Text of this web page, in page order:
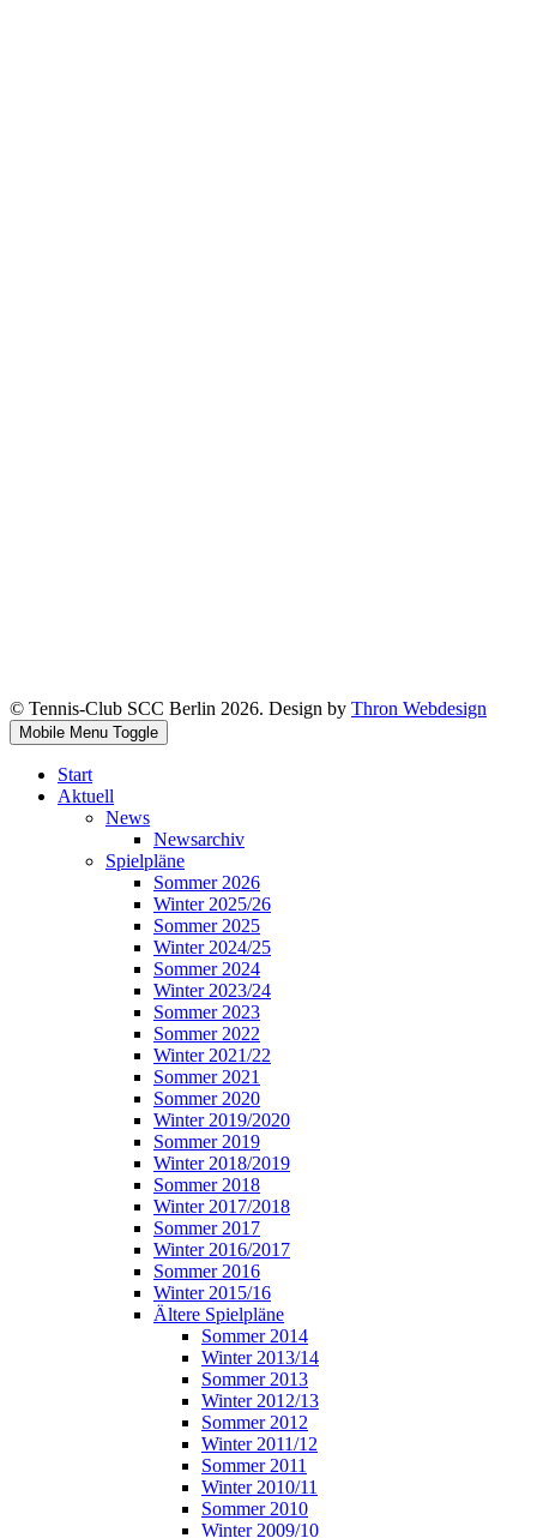
© Tennis-Club SCC Berlin 2026. Design by Thron Webdesign
Mobile Menu Toggle
Start
Aktuell
News
Newsarchiv
Spielpläne
Sommer 2026
Winter 2025/26
Sommer 2025
Winter 2024/25
Sommer 2024
Winter 2023/24
Sommer 2023
Sommer 2022
Winter 2021/22
Sommer 2021
Sommer 2020
Winter 2019/2020
Sommer 2019
Winter 2018/2019
Sommer 2018
Winter 2017/2018
Sommer 2017
Winter 2016/2017
Sommer 2016
Winter 2015/16
Ältere Spielpläne
Sommer 2014
Winter 2013/14
Sommer 2013
Winter 2012/13
Sommer 2012
Winter 2011/12
Sommer 2011
Winter 2010/11
Sommer 2010
Winter 2009/10